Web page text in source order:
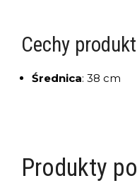
Cechy
Średnica: 38 cm
Produkty